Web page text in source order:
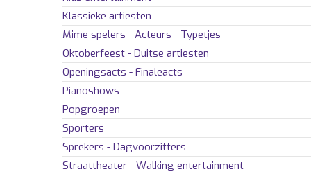
Klassieke artiesten
Mime spelers - Acteurs - Typetjes
Oktoberfeest - Duitse artiesten
Openingsacts - Finaleacts
Pianoshows
Popgroepen
Sporters
Sprekers - Dagvoorzitters
Straattheater - Walking entertainment